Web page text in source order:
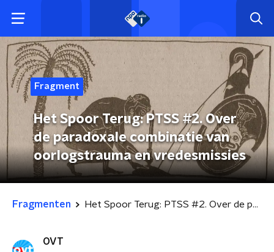
Fragment
Het Spoor Terug: PTSS #2. Over
de paradoxale combinatie van
oorlogstrauma en vredesmissies
Fragmenten Het Spoor Terug: PTSS #2. Over de paradoxale combinatie van oorlogstrauma en vredesmissies
OVT